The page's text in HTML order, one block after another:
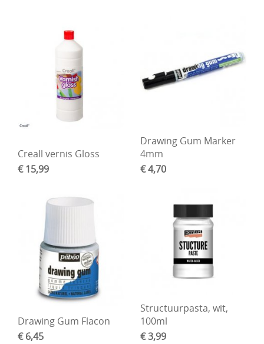
Creall vernis Gloss
€ 15,99
Drawing Gum Marker
4mm
€ 4,70
Drawing Gum Flacon
€ 6,45
Structuurpasta, wit,
100ml
€ 3,99